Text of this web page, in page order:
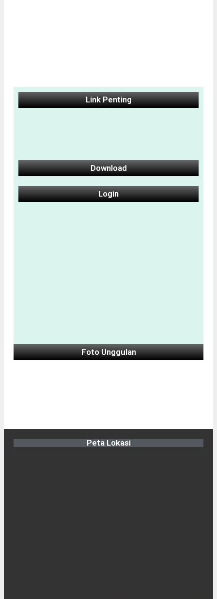
Link Penting
Download
Login
Foto Unggulan
Peta Lokasi